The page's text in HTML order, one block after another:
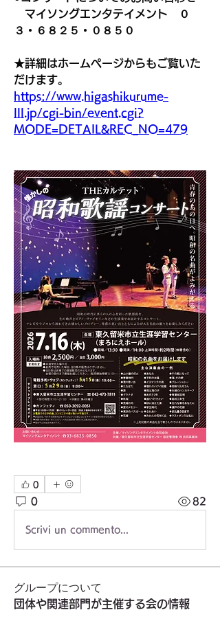
マイソングエンタテイメント　０
３・６８２５・０８５０
★詳細はホームページからもご覧いた
だけます。
https://www.higashikurume-
lll.jp/cgi-bin/event.cgi?
MODE=DETAIL&REC_NO=479
0
0 82
Scrivi un commento...
グループについて
団体や関連部門が主催する会の情報